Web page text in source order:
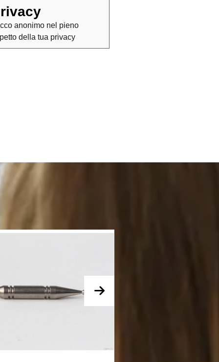
anonimo nel pieno
della tua privacy